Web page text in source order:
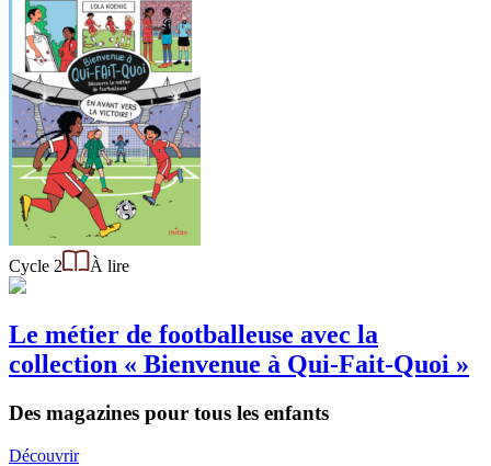
Cycle 2 À lire
Le métier de footballeuse avec la
collection « Bienvenue à Qui-Fait-Quoi »
Des magazines pour tous les enfants
Découvrir